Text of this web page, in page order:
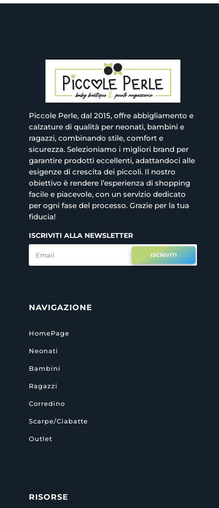
Piccole Perle, dal 2015, offre abbigliamento e
calzature di qualità per neonati, bambini e
ragazzi, combinando stile, comfort e
sicurezza. Selezioniamo i migliori brand per
garantire prodotti eccellenti, adattandoci alle
esigenze di crescita dei piccoli. Il nostro
obiettivo è rendere l’esperienza di shopping
facile e piacevole, con un servizio dedicato
per ogni fase del processo. Grazie per la tua
fiducia!
ISCRIVITI ALLA NEWSLETTER
ISCRIVITI
NAVIGAZIONE
HomePage
Neonati
Bambini
Ragazzi
Corredino
Scarpe/Ciabatte
Outlet
RISORSE